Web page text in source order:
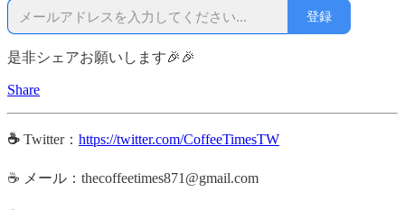
登録
是非シェアお願いします🎉🎉
Share
☕ Twitter： https://twitter.com/CoffeeTimesTW
☕ メール：thecoffeetimes871@gmail.com